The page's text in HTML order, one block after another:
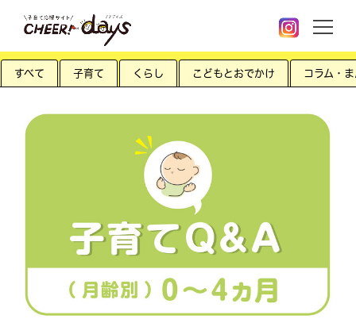
すべて 子育て くらし こどもとおでかけ コラム・